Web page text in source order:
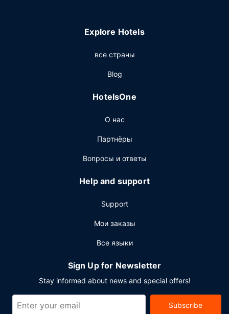
Explore Hotels
все страны
Blog
HotelsOne
О нас
Партнёры
Вопросы и ответы
Help and support
Support
Мои заказы
Все языки
Sign Up for Newsletter
Stay informed about news and special offers!
Subscribe